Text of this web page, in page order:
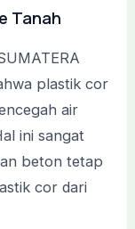
Tanah
plastik cor
air
ini sangat
beton tetap
cor dari